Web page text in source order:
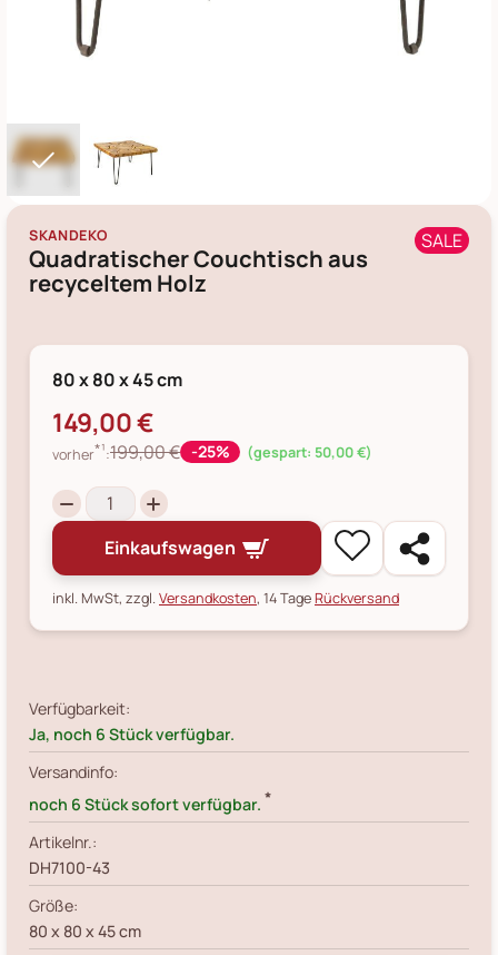
SALE
SKANDEKO
Quadratischer Couchtisch aus
recyceltem Holz
80 x 80 x 45 cm
149,00 €
vorher*¹:199,00 € -25% (gespart: 50,00 €)
Einkaufswagen
inkl. MwSt, zzgl.Versandkosten, 14 TageRückversand
Verfügbarkeit:
Ja, noch 6 Stück verfügbar.
Versandinfo:
noch 6 Stück sofort verfügbar. *
Artikelnr.:
DH7100-43
Größe:
80 x 80 x 45 cm